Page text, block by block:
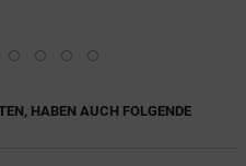
HABEN AUCH FOLGENDE